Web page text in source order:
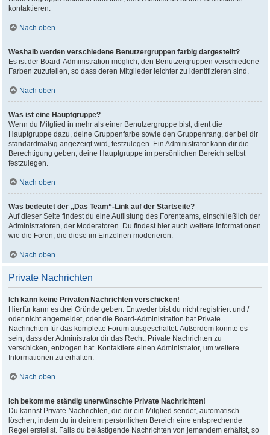
kontaktieren.
Nach oben
Weshalb werden verschiedene Benutzergruppen farbig dargestellt?
Es ist der Board-Administration möglich, den Benutzergruppen verschiedene
Farben zuzuteilen, so dass deren Mitglieder leichter zu identifizieren sind.
Nach oben
Was ist eine Hauptgruppe?
Wenn du Mitglied in mehr als einer Benutzergruppe bist, dient die
Hauptgruppe dazu, deine Gruppenfarbe sowie den Gruppenrang, der bei dir
standardmäßig angezeigt wird, festzulegen. Ein Administrator kann dir die
Berechtigung geben, deine Hauptgruppe im persönlichen Bereich selbst
festzulegen.
Nach oben
Was bedeutet der „Das Team“-Link auf der Startseite?
Auf dieser Seite findest du eine Auflistung des Forenteams, einschließlich der
Administratoren, der Moderatoren. Du findest hier auch weitere Informationen
wie die Foren, die diese im Einzelnen moderieren.
Nach oben
Private Nachrichten
Ich kann keine Privaten Nachrichten verschicken!
Hierfür kann es drei Gründe geben: Entweder bist du nicht registriert und /
oder nicht angemeldet, oder die Board-Administration hat Private
Nachrichten für das komplette Forum ausgeschaltet. Außerdem könnte es
sein, dass der Administrator dir das Recht, Private Nachrichten zu
verschicken, entzogen hat. Kontaktiere einen Administrator, um weitere
Informationen zu erhalten.
Nach oben
Ich bekomme ständig unerwünschte Private Nachrichten!
Du kannst Private Nachrichten, die dir ein Mitglied sendet, automatisch
löschen, indem du in deinem persönlichen Bereich eine entsprechende
Regel erstellst. Falls du belästigende Nachrichten von jemandem erhältst, so